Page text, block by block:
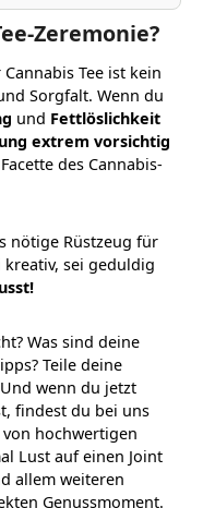
Zeremonie?
Tee ist kein
Sorgfalt. Wenn du
und Fettlöslichkeit
extrem vorsichtig
des Cannabis-
nötige Rüstzeug für
kreativ, sei geduldig
Was sind deine
Teile deine
wenn du jetzt
findest du bei uns
hochwertigen
Lust auf einen Joint
allem weiteren
Genussmoment.